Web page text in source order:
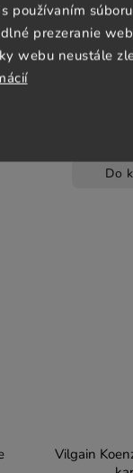
používaním
prezeranie
webu neustále
BrainMax
C
Vitamín
Do
Vilgain